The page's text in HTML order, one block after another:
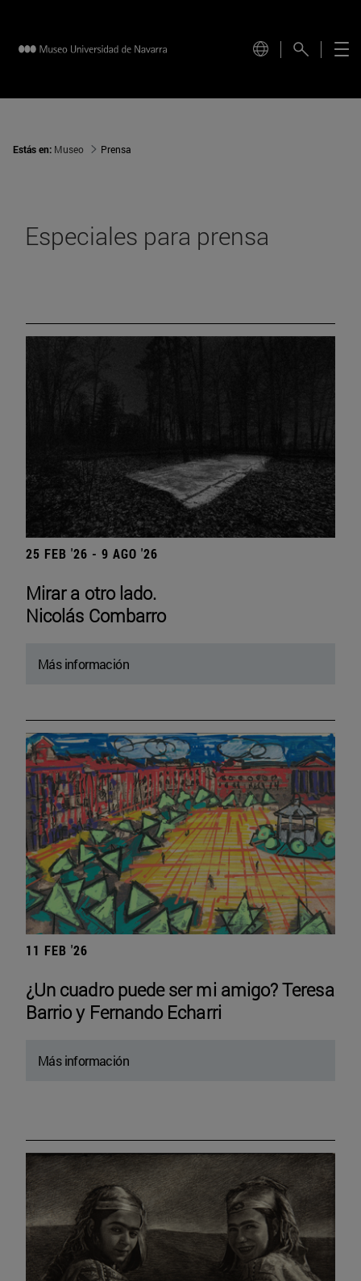
Estás en: Museo Prensa
Especiales para prensa
25 FEB '26 - 9 AGO '26
Mirar a otro lado.
Nicolás Combarro
Más información
11 FEB '26
¿Un cuadro puede ser mi amigo? Teresa
Barrio y Fernando Echarri
Más información